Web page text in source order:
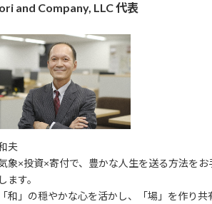
and Company, LLC 代表
夫
象×投資×寄付で、豊かな人生を送る方法をお
ます。
和」の穏やかな心を活かし、「場」を作り共